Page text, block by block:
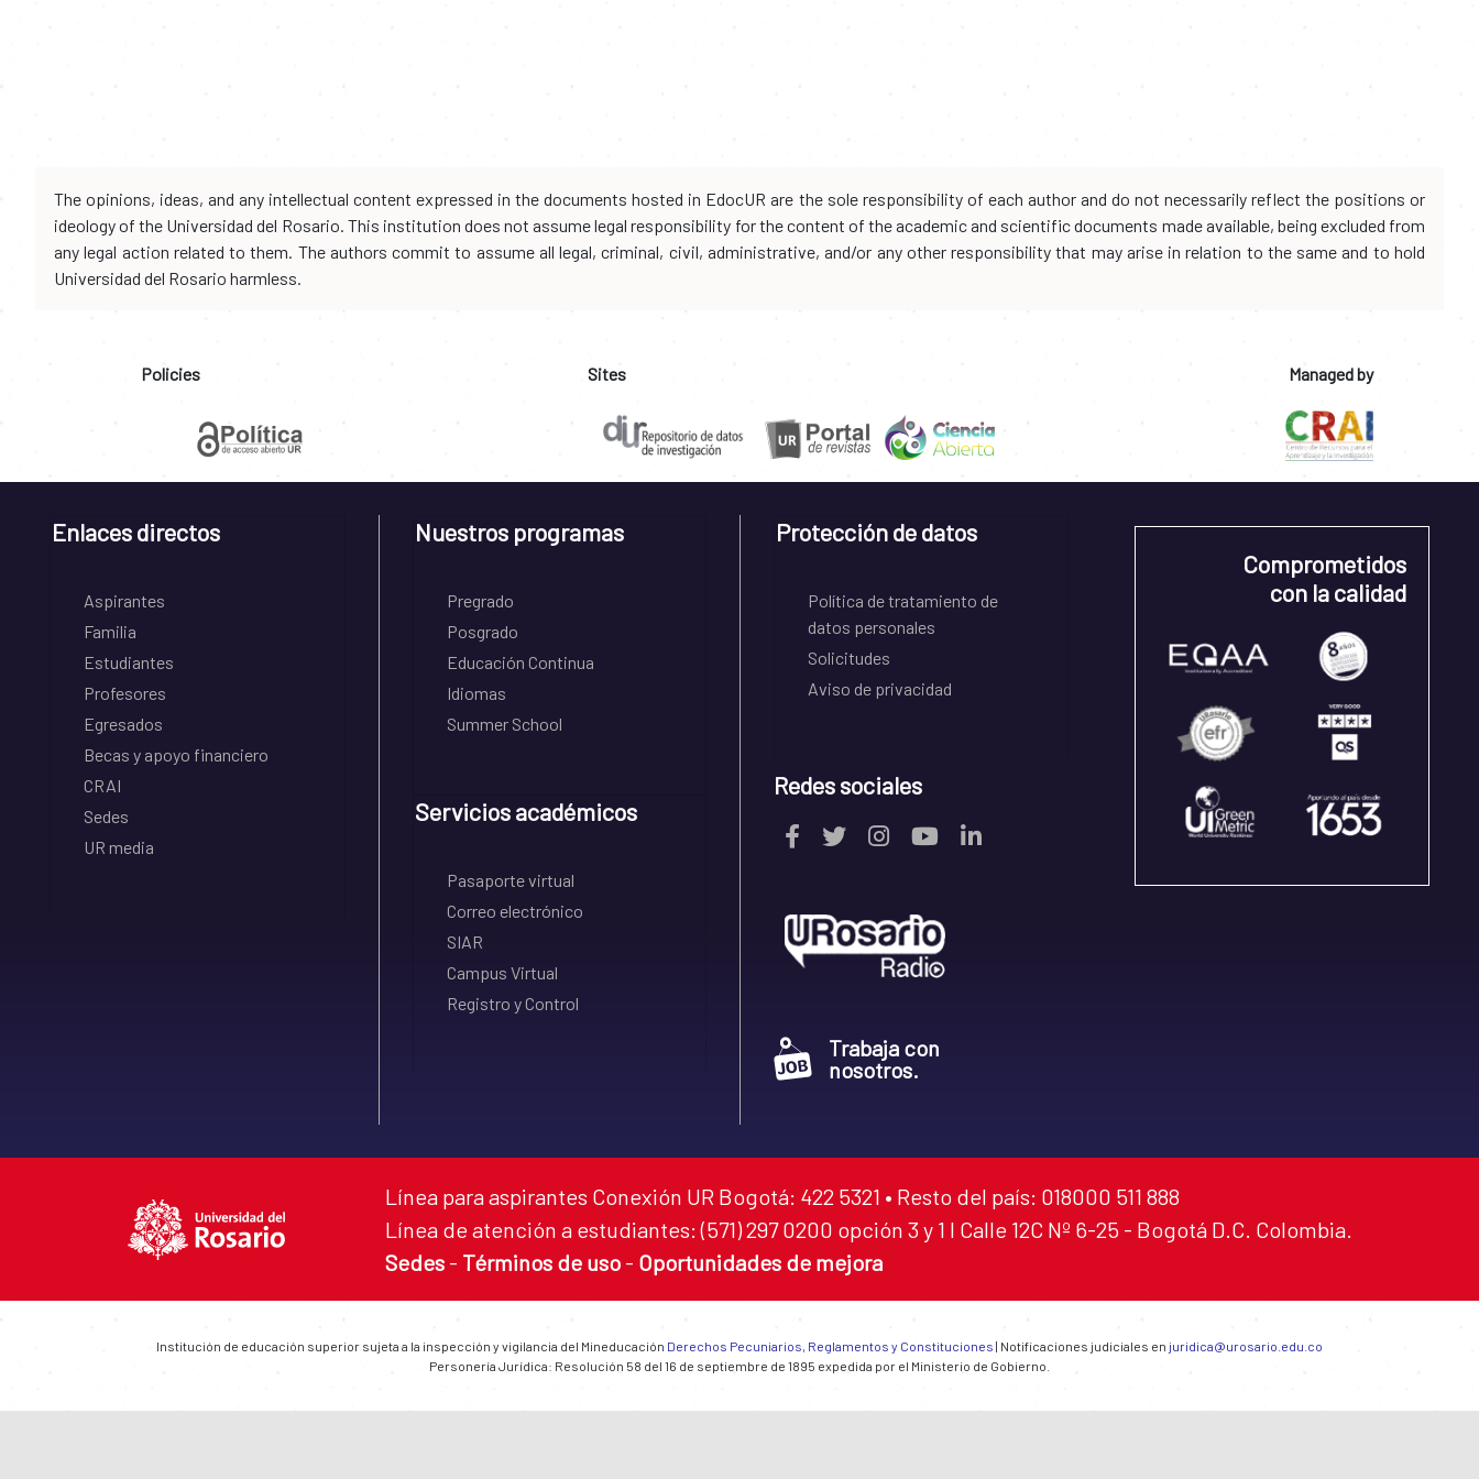
The opinions, ideas, and any intellectual content expressed in the documents hosted in EdocUR are the sole responsibility of each author and do not necessarily reflect the positions or
ideology of the Universidad del Rosario. This institution does not assume legal responsibility for the content of the academic and scientific documents made available, being excluded from
any legal action related to them. The authors commit to assume all legal, criminal, civil, administrative, and/or any other responsibility that may arise in relation to the same and to hold
Universidad del Rosario harmless.
Policies Sites Managed by
Enlaces directos
Aspirantes
Familia
Estudiantes
Profesores
Egresados
Becas y apoyo financiero
CRAI
Sedes
UR media
Nuestros programas
Pregrado
Posgrado
Educación Continua
Idiomas
Summer School
Servicios académicos
Pasaporte virtual
Correo electrónico
SIAR
Campus Virtual
Registro y Control
Protección de datos
Política de tratamiento de
datos personales
Solicitudes
Aviso de privacidad
Redes sociales
Trabaja con
nosotros.
Comprometidos
con la calidad
Línea para aspirantes Conexión UR Bogotá: 422 5321 • Resto del país: 018000 511 888
Línea de atención a estudiantes: (571) 297 0200 opción 3 y 1 I Calle 12C Nº 6-25 - Bogotá D.C. Colombia.
Sedes - Términos de uso - Oportunidades de mejora
Institución de educación superior sujeta a la inspección y vigilancia del Mineducación Derechos Pecuniarios, Reglamentos y Constituciones | Notificaciones judiciales en juridica@urosario.edu.co
Personería Jurídica: Resolución 58 del 16 de septiembre de 1895 expedida por el Ministerio de Gobierno.